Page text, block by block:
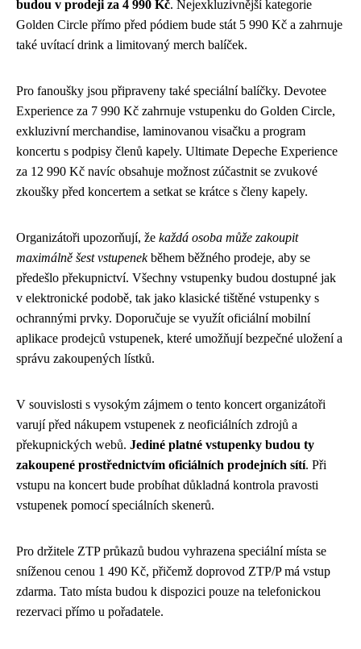
budou v prodeji za 4 990 Kč. Nejexkluzivnější kategorie
Golden Circle přímo před pódiem bude stát 5 990 Kč a zahrnuje
také uvítací drink a limitovaný merch balíček.
Pro fanoušky jsou připraveny také speciální balíčky. Devotee
Experience za 7 990 Kč zahrnuje vstupenku do Golden Circle,
exkluzivní merchandise, laminovanou visačku a program
koncertu s podpisy členů kapely. Ultimate Depeche Experience
za 12 990 Kč navíc obsahuje možnost zúčastnit se zvukové
zkoušky před koncertem a setkat se krátce s členy kapely.
Organizátoři upozorňují, že každá osoba může zakoupit
maximálně šest vstupenekběhem běžného prodeje, aby se
předešlo překupnictví. Všechny vstupenky budou dostupné jak
v elektronické podobě, tak jako klasické tištěné vstupenky s
ochrannými prvky. Doporučuje se využít oficiální mobilní
aplikace prodejců vstupenek, které umožňují bezpečné uložení a
správu zakoupených lístků.
V souvislosti s vysokým zájmem o tento koncert organizátoři
varují před nákupem vstupenek z neoficiálních zdrojů a
překupnických webů. Jediné platné vstupenky budou ty
zakoupené prostřednictvím oficiálních prodejních sítí. Při
vstupu na koncert bude probíhat důkladná kontrola pravosti
vstupenek pomocí speciálních skenerů.
Pro držitele ZTP průkazů budou vyhrazena speciální místa se
sníženou cenou 1 490 Kč, přičemž doprovod ZTP/P má vstup
zdarma. Tato místa budou k dispozici pouze na telefonickou
rezervaci přímo u pořadatele.